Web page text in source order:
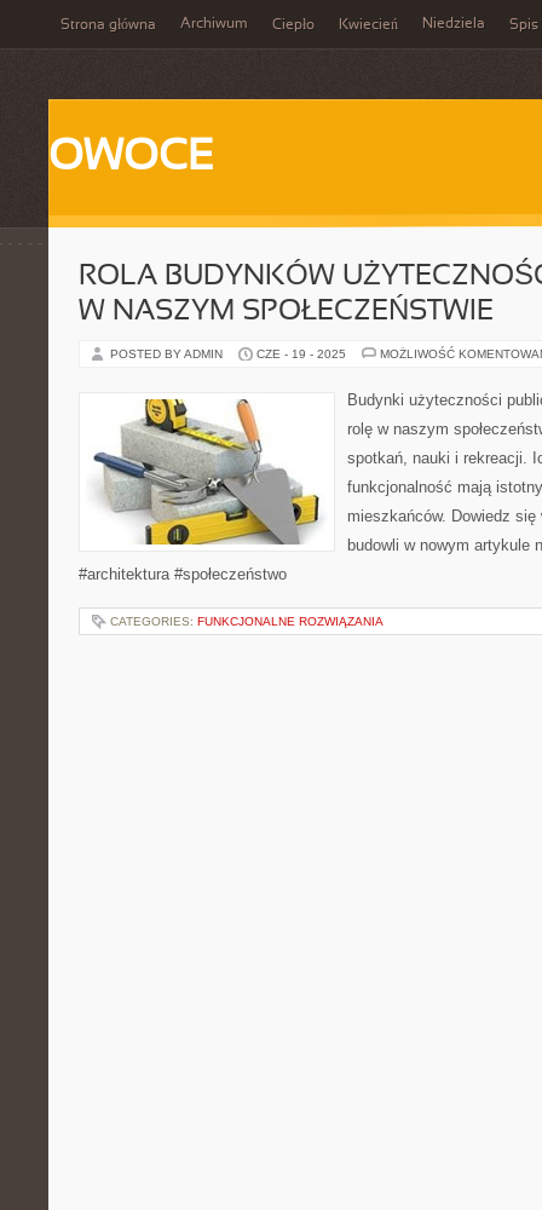
Strona główna Archiwum Ciepło Kwiecień Niedziela Spis
OWOCE
ROLA BUDYNKÓW
W NASZYM SPOŁECZEŃSTWIE
POSTED BY ADMIN CZE - 19 - 2025 MOŻLIWOŚĆ
Budynki użyteczności
rolę w naszym
spotkań, nauki i rekreacji.
funkcjonalność mają
mieszkańców. Dowiedz
budowli w nowym artykule
#architektura #społeczeństwo
CATEGORIES: FUNKCJONALNE ROZWIĄZANIA